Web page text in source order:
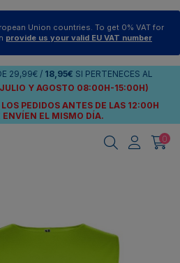
Union countries. To get 0% VAT for
provide us your valid EU VAT number
29,99€ / 18,95€ SI PERTENECES AL
Y AGOSTO 08:00H-15:00H)
PEDIDOS ANTES DE LAS 12:00H
ENVÍEN EL MISMO DÍA.
0